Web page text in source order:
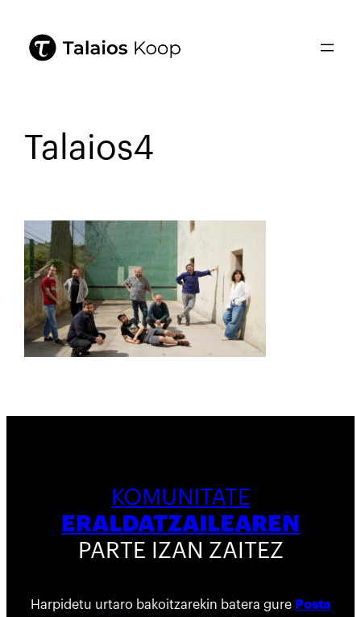
Talaios4
KOMUNITATE
ERALDATZAILEAREN
PARTE IZAN ZAITEZ
Harpidetu urtaro bakoitzarekin batera gure Posta